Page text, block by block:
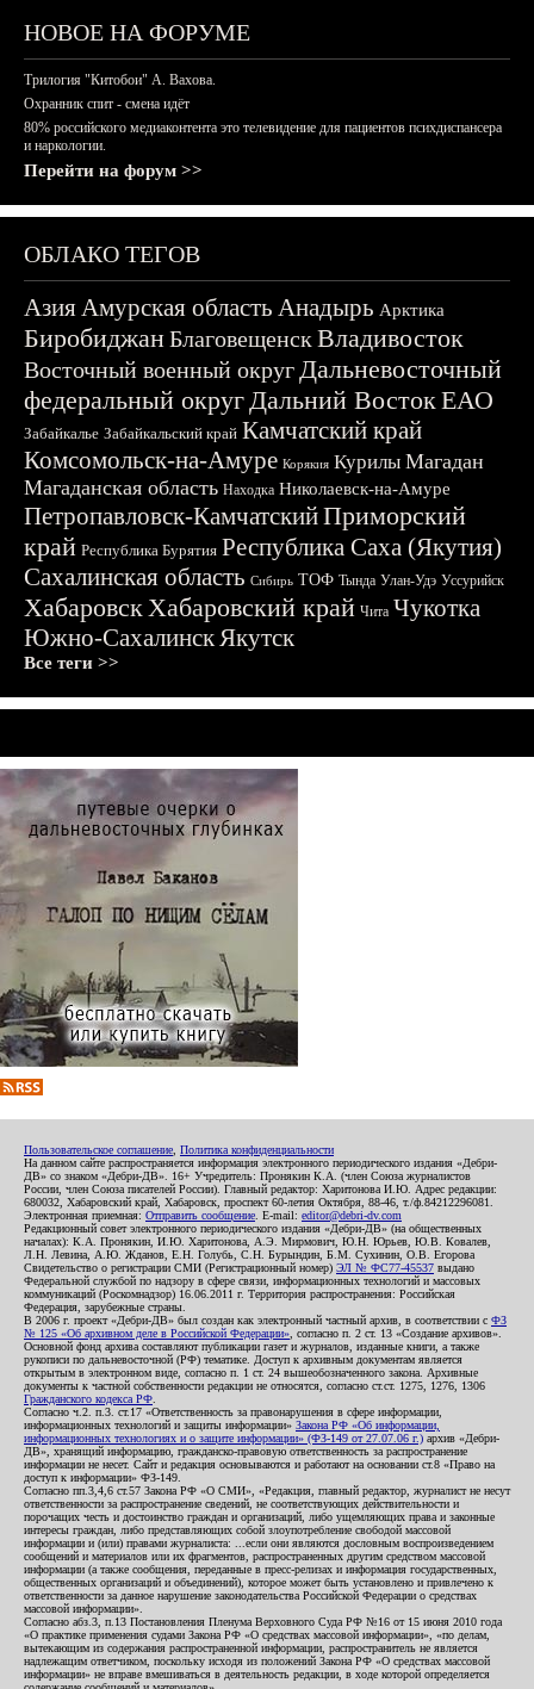
НОВОЕ НА ФОРУМЕ
Трилогия "Китобои" А. Вахова.
Охранник спит - смена идёт
80% российского медиаконтента это телевидение для пациентов психдиспансера
и наркологии.
Перейти на форум >>
ОБЛАКО ТЕГОВ
АзияАмурская область Анадырь Арктика
БиробиджанБлаговещенскВладивосток
Восточный военный округДальневосточный
федеральный округДальний ВостокЕАО
Забайкалье Забайкальский край Камчатский край
Комсомольск-на-Амуре Корякия Курилы Магадан
Магаданская область Находка Николаевск-на-Амуре
Петропавловск-КамчатскийПриморский
край Республика Бурятия Республика Саха (Якутия)
Сахалинская область Сибирь ТОФ Тында Улан-Удэ Уссурийск
ХабаровскХабаровский край Чита Чукотка
Южно-СахалинскЯкутск
Все теги >>
Пользовательское соглашение Политика конфиденциальности
На данном сайте распространяется информация электронного периодического издания «Дебри-
ДВ» со знаком «Дебри-ДВ». 16+ Учредитель: Пронякин К.А. (член Союза журналистов
России, член Союза писателей России). Главный редактор: Харитонова И.Ю. Адрес редакции:
680032, Хабаровский край, Хабаровск, проспект 60-летия Октября, 88-46, т./ф.84212296081.
Электронная приемная: Отправить сообщение . E-mail: editor@debri-dv.com
Редакционный совет электронного периодического издания «Дебри-ДВ» (на общественных
началах): К.А. Пронякин, И.Ю. Харитонова, А.Э. Мирмович, Ю.Н. Юрьев, Ю.В. Ковалев,
Л.Н. Левина, А.Ю. Жданов, Е.Н. Голубь, С.Н. Бурындин, Б.М. Сухинин, О.В. Егорова
Свидетельство о регистрации СМИ (Регистрационный номер) ЭЛ № ФС77-45537 выдано
Федеральной службой по надзору в сфере связи, информационных технологий и массовых
коммуникаций (Роскомнадзор) 16.06.2011 г. Территория распространения: Российская
Федерация, зарубежные страны.
В 2006 г. проект «Дебри-ДВ» был создан как электронный частный архив, в соответствии с ФЗ
№ 125 «Об архивном деле в Российской Федерации» , согласно п. 2 ст. 13 «Создание архивов».
Основной фонд архива составляют публикации газет и журналов, изданные книги, а также
рукописи по дальневосточной (РФ) тематике. Доступ к архивным документам является
открытым в электронном виде, согласно п. 1 ст. 24 вышеобозначенного закона. Архивные
документы к частной собственности редакции не относятся, согласно ст.ст. 1275, 1276, 1306
Гражданского кодекса РФ
Согласно ч.2. п.3. ст.17 «Ответственность за правонарушения в сфере информации,
информационных технологий и защиты информации» Закона РФ «Об информации,
информационных технологиях и о защите информации» (ФЗ-149 от 27.07.06 г.) архив «Дебри-
ДВ», хранящий информацию, гражданско-правовую ответственность за распространение
информации не несет. Сайт и редакция основываются и работают на основании ст.8 «Право на
доступ к информации» ФЗ-149.
Согласно пп.3,4,6 ст.57 Закона РФ «О СМИ», «Редакция, главный редактор, журналист не несут
ответственности за распространение сведений, не соответствующих действительности и
порочащих честь и достоинство граждан и организаций, либо ущемляющих права и законные
интересы граждан, либо представляющих собой злоупотребление свободой массовой
информации и (или) правами журналиста: ...если они являются дословным воспроизведением
сообщений и материалов или их фрагментов, распространенных другим средством массовой
информации (а также сообщения, переданные в пресс-релизах и информация государственных,
общественных организаций и объединений), которое может быть установлено и привлечено к
ответственности за данное нарушение законодательства Российской Федерации о средствах
массовой информации».
Согласно абз.3, п.13 Постановления Пленума Верховного Суда РФ №16 от 15 июня 2010 года
«О практике применения судами Закона РФ «О средствах массовой информации», «по делам,
вытекающим из содержания распространенной информации, распространитель не является
надлежащим ответчиком, поскольку исходя из положений Закона РФ «О средствах массовой
информации» не вправе вмешиваться в деятельность редакции, в ходе которой определяется